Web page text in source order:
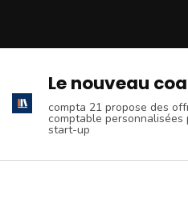
(Pressez
Entrée)
Le nouveau
compta 21 propose des
comptable
start-up